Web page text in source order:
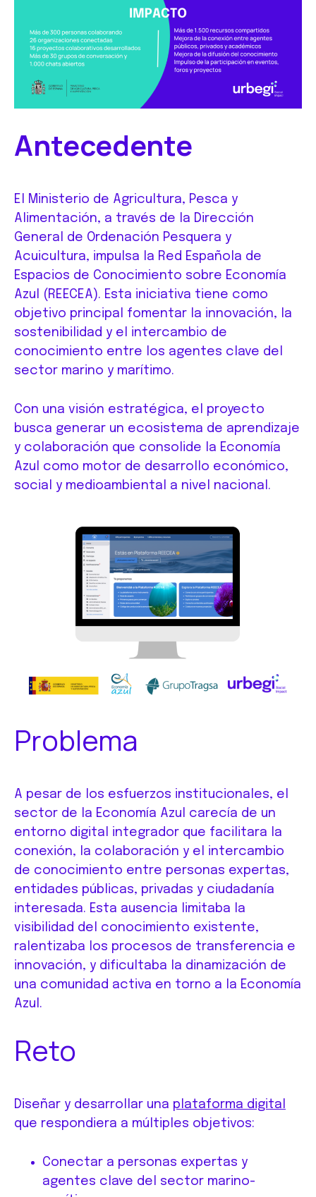
Antecedente
El Ministerio de Agricultura, Pesca y
Alimentación, a través de la Dirección
General de Ordenación Pesquera y
Acuicultura, impulsa la Red Española de
Espacios de Conocimiento sobre Economía
Azul (REECEA). Esta iniciativa tiene como
objetivo principal fomentar la innovación, la
sostenibilidad y el intercambio de
conocimiento entre los agentes clave del
sector marino y marítimo.
Con una visión estratégica, el proyecto
busca generar un ecosistema de aprendizaje
y colaboración que consolide la Economía
Azul como motor de desarrollo económico,
social y medioambiental a nivel nacional.
Problema
A pesar de los esfuerzos institucionales, el
sector de la Economía Azul carecía de un
entorno digital integrador que facilitara la
conexión, la colaboración y el intercambio
de conocimiento entre personas expertas,
entidades públicas, privadas y ciudadanía
interesada. Esta ausencia limitaba la
visibilidad del conocimiento existente,
ralentizaba los procesos de transferencia e
innovación, y dificultaba la dinamización de
una comunidad activa en torno a la Economía
Azul.
Reto
Diseñar y desarrollar una plataforma digital
que respondiera a múltiples objetivos:
Conectar a personas expertas y
agentes clave del sector marino-